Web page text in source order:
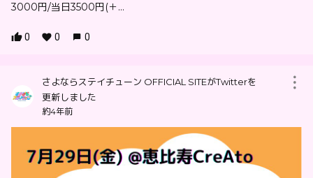
3000円/当日3500円(＋...
0 0 0
さよならステイチューン OFFICIAL SITEがTwitterを
更新しました
約4年前